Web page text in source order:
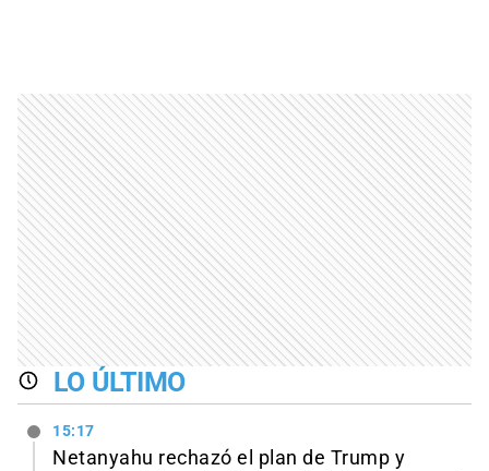
LO ÚLTIMO
15:17
Netanyahu rechazó el plan de Trump y